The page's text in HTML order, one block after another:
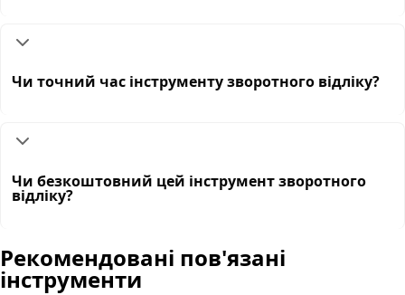
Чи точний час інструменту зворотного відліку?
Чи безкоштовний цей інструмент зворотного
відліку?
Рекомендовані пов'язані
інструменти